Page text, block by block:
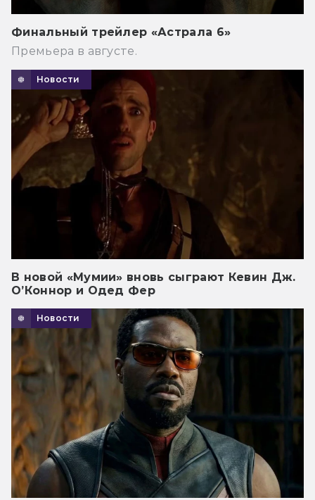
Финальный трейлер «Астрала 6»
Премьера в августе.
Новости
В новой «Мумии» вновь сыграют Кевин Дж.
О’Коннор и Одед Фер
Новости